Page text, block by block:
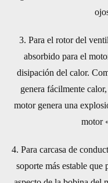
3. Para el rotor del
absorbido para el
disipación del calor.
genera fácilmente
motor genera una
motor
4. Para carcasa de
soporte más estable que